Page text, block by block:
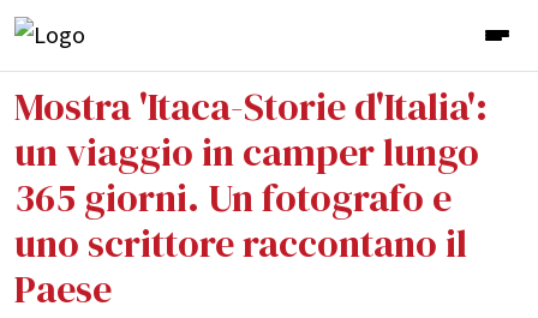
Mostra 'Itaca-Storie d'Italia':
un viaggio in camper lungo
365 giorni. Un fotografo e
uno scrittore raccontano il
Paese